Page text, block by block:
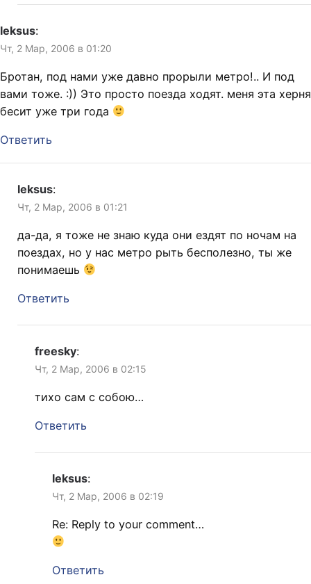
leksus:
Чт, 2 Мар, 2006 в 01:20
Бротан, под нами уже давно прорыли метро!.. И под
вами тоже. :)) Это просто поезда ходят. меня эта херня
бесит уже три года
Ответить
leksus:
Чт, 2 Мар, 2006 в 01:21
да-да, я тоже не знаю куда они ездят по ночам на
поездах, но у нас метро рыть бесполезно, ты же
понимаешь
Ответить
freesky:
Чт, 2 Мар, 2006 в 02:15
тихо сам с собою…
Ответить
leksus:
Чт, 2 Мар, 2006 в 02:19
Re: Reply to your comment…
Ответить